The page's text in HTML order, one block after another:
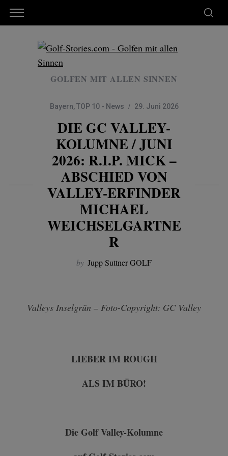
GOLFEN MIT ALLEN SINNEN
Bayern,TOP 10 - News 29. Juni 2026
DIE GC VALLEY-
KOLUMNE / JUNI
2026: R.I.P. MICK –
ABSCHIED VON
VALLEY-ERFINDER
MICHAEL
WEICHSELGARTNE
R
by Jupp Suttner GOLF
Valleys Inselgrün – Foto-Copyright: GC Valley
LIEBER IM ROUGH
ALS IM BÜRO!
Die Golf Valley-Kolumne